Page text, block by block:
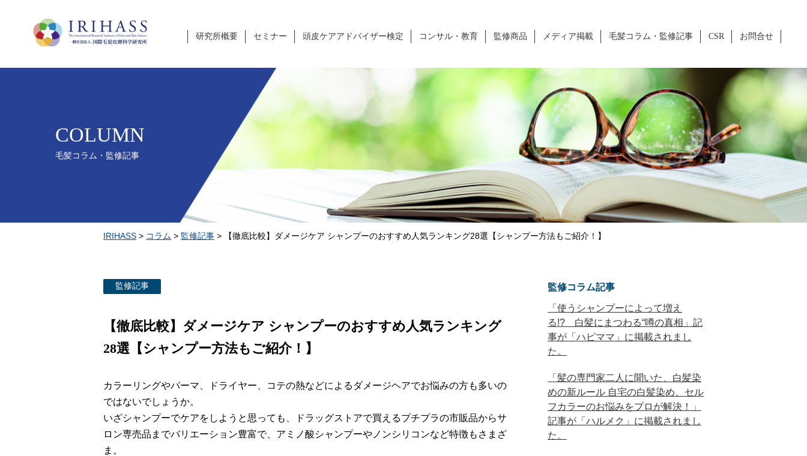
研究所概要 セミナー 頭皮ケアアドバイザー検定 コンサル・教育 監修商品 メディア掲載 毛髪コラム・監修記事 CSR お問合せ
COLUMN
毛髪コラム・監修記事
IRIHASS > コラム > 監修記事 > 【徹底比較】ダメージケア シャンプーのおすすめ人気ランキング28選【シャンプー方法もご紹介！】
監修記事
【徹底比較】ダメージケア シャンプーのおすすめ人気ランキング
28選【シャンプー方法もご紹介！】
カラーリングやパーマ、ドライヤー、コテの熱などによるダメージヘアでお悩みの方も多いの
ではないでしょうか。
いざシャンプーでケアをしようと思っても、ドラッグストアで買えるプチプラの市販品からサ
ロン専売品までバリエーション豊富で、アミノ酸シャンプーやノンシリコンなど特徴もさまざ
ま。
監修コラム記事
「使うシャンプーによって増え
る!? 白髪にまつわる“噂の真相」記
事が「ハピママ」に掲載されまし
た。
「髪の専門家二人に聞いた、白髪染
めの新ルール 自宅の白髪染め、セル
フカラーのお悩みをプロが解決！」
記事が「ハルメク」に掲載されまし
た。